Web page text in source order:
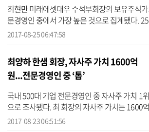
최현만 미래에셋대우 수석부회장의 보유주식
문경영인 중에서 가장 높은 것으로 집계됐다.
가사이트 CEO스코어(대표 박주근)에 따르면 최
2017-08-25 06:47:58
최양하 한샘 회장, 자사주 가치 1600억
원...전문경영인 중 ‘톱’
국내 500대 기업 전문경영인 중 자사주 가치 1
으로 조사됐다. 최 회장의 자사주 가치는 1600
경 두산 부회장의 20배에 달했다.권영식 넷마블
2017-08-23 06:51:56